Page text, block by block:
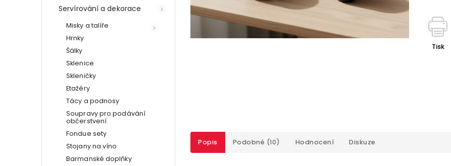
Servírování a dekorace
Misky a talíře
Hrnky
Šálky
Sklenice
Skleničky
Etažéry
Tácy a podnosy
Soupravy pro podávání
občerstvení
Fondue sety
Stojany na víno
Barmanské doplňky
Tisk
Popis Podobné (10) Hodnocení Diskuze